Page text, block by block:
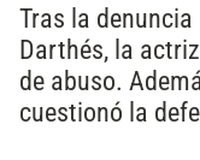
Tras la
Darthés, la
de abuso.
cuestionó la